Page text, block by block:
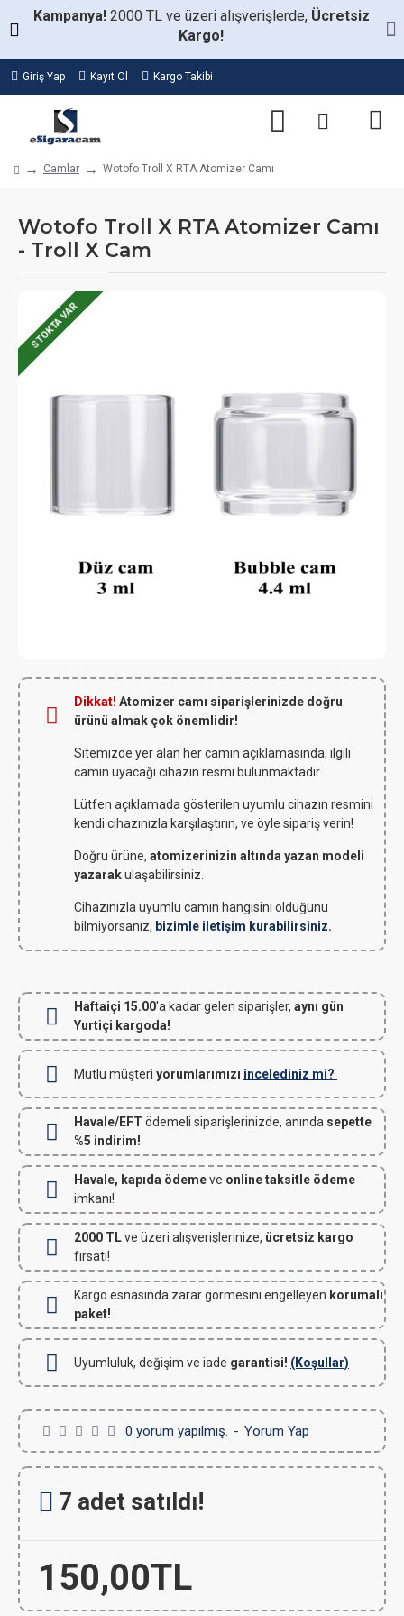
Kampanya! 2000 TL ve üzeri alışverişlerde, Ücretsiz
Kargo!
Giriş Yap Kayıt Ol Kargo Takibi
Camlar Wotofo Troll X RTA Atomizer Camı
Wotofo Troll X RTA Atomizer Camı
- Troll X Cam
STOKTA VAR
Dikkat! Atomizer camı siparişlerinizde doğru
ürünü almak çok önemlidir!
Sitemizde yer alan her camın açıklamasında, ilgili
camın uyacağı cihazın resmi bulunmaktadır.
Lütfen açıklamada gösterilen uyumlu cihazın resmini
kendi cihazınızla karşılaştırın, ve öyle sipariş verin!
Doğru ürüne, atomizerinizin altında yazan modeli
yazarakulaşabilirsiniz.
Cihazınızla uyumlu camın hangisini olduğunu
bilmiyorsanız, bizimle iletişim kurabilirsiniz.
Haftaiçi 15.00'a kadar gelen siparişler, aynı gün
Yurtiçi kargoda!
Mutlu müşteri yorumlarımızı incelediniz mi?
Havale/EFT ödemeli siparişlerinizde, anında sepette
%5 indirim!
Havale, kapıda ödemeve online taksitle ödeme
imkanı!
2000 TLve üzeri alışverişlerinize, ücretsiz kargo
fırsatı!
Kargo esnasında zarar görmesini engelleyen korumalı
paket!
Uyumluluk, değişim ve iade garantisi! (Koşullar)
0 yorum yapılmış. - Yorum Yap
150,00TL
7 adet satıldı!